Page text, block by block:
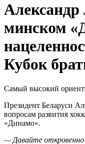
минском
Кубок
Самый высокий
Президент Беларуси
вопросам развития
«Динамо».
— Давайте